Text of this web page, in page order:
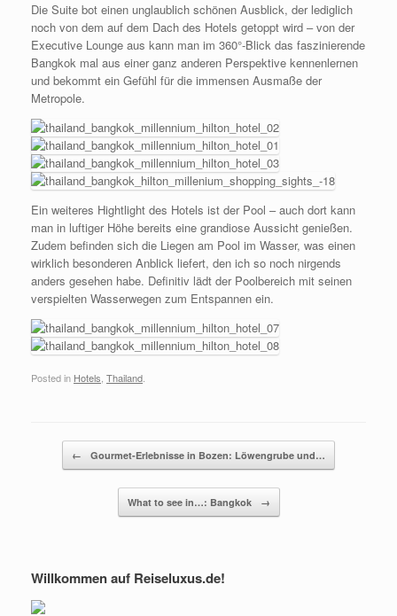
Die Suite bot einen unglaublich schönen Ausblick, der lediglich
noch von dem auf dem Dach des Hotels getoppt wird – von der
Executive Lounge aus kann man im 360°-Blick das faszinierende
Bangkok mal aus einer ganz anderen Perspektive kennenlernen
und bekommt ein Gefühl für die immensen Ausmaße der
Metropole.
Ein weiteres Hightlight des Hotels ist der Pool – auch dort kann
man in luftiger Höhe bereits eine grandiose Aussicht genießen.
Zudem befinden sich die Liegen am Pool im Wasser, was einen
wirklich besonderen Anblick liefert, den ich so noch nirgends
anders gesehen habe. Definitiv lädt der Poolbereich mit seinen
verspielten Wasserwegen zum Entspannen ein.
Posted in Hotels Thailand
Post navigation
← Gourmet-Erlebnisse in Bozen: Löwengrube und…
What to see in…: Bangkok →
Willkommen auf Reiseluxus.de!